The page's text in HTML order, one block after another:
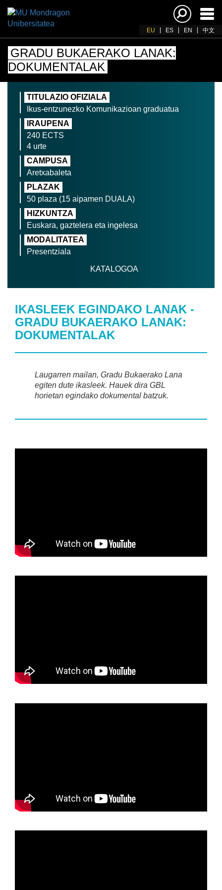
EU ES EN 中文
GRADU BUKAERAKO LANAK:
DOKUMENTALAK
TITULAZIO OFIZIALA
Ikus-entzunezko Komunikazioan graduatua
IRAUPENA
240 ECTS
4 urte
CAMPUSA
Aretxabaleta
PLAZAK
50 plaza (15 aipamen DUALA)
HIZKUNTZA
Euskara, gaztelera eta ingelesa
MODALITATEA
Presentziala
KATALOGOA
IKASLEEK EGINDAKO LANAK -
GRADU BUKAERAKO LANAK:
DOKUMENTALAK
Laugarren mailan, Gradu Bukaerako Lana
egiten dute ikasleek. Hauek dira GBL
horietan egindako dokumental batzuk.